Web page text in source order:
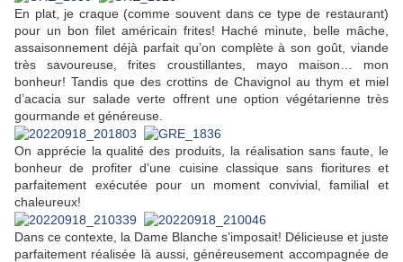
En plat, je craque (comme souvent dans ce type de restaurant)
pour un bon filet américain frites! Haché minute, belle mâche,
assaisonnement déjà parfait qu’on complète à son goût, viande
très savoureuse, frites croustillantes, mayo maison… mon
bonheur! Tandis que des crottins de Chavignol au thym et miel
d’acacia sur salade verte offrent une option végétarienne très
gourmande et généreuse.
On apprécie la qualité des produits, la réalisation sans faute, le
bonheur de profiter d’une cuisine classique sans fioritures et
parfaitement exécutée pour un moment convivial, familial et
chaleureux!
Dans ce contexte, la Dame Blanche s’imposait! Délicieuse et juste
parfaitement réalisée là aussi, généreusement accompagnée de